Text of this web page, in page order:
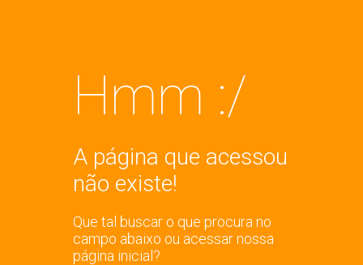
Hmm :/
A página que acessou
não existe!
Que tal buscar o que procura no
campo abaixo ou acessar nossa
página inicial?